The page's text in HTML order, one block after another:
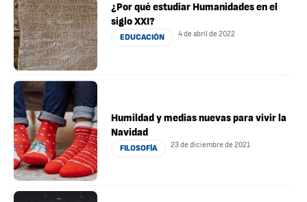
¿Por qué estudiar Humanidades en el
siglo XXI?
EDUCACIÓN 4 de abril de 2022
Humildad y medias nuevas para vivir la
Navidad
FILOSOFÍA 23 de diciembre de 2021